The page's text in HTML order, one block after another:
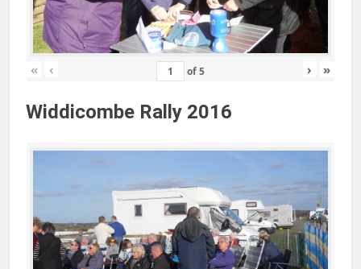
« ‹ of5 › »
Widdicombe Rally 2016